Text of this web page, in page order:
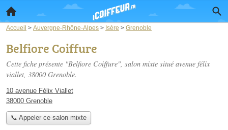
Accueil > Auvergne-Rhône-Alpes > Isère > Grenoble
Belfiore Coiffure
Cette fiche présente "Belfiore Coiffure", salon mixte situé avenue félix
viallet, 38000 Grenoble.
10 avenue Félix Viallet
38000 Grenoble
📞 Appeler ce salon mixte